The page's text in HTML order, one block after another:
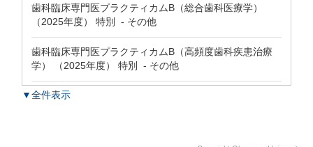
歯科臨床専門医プラクティカムB（総合歯科医療学）
（2025年度） 特別 - その他
歯科臨床専門医プラクティカムB（高頻度歯科疾患治療
学） （2025年度） 特別 - その他
▼全件表示